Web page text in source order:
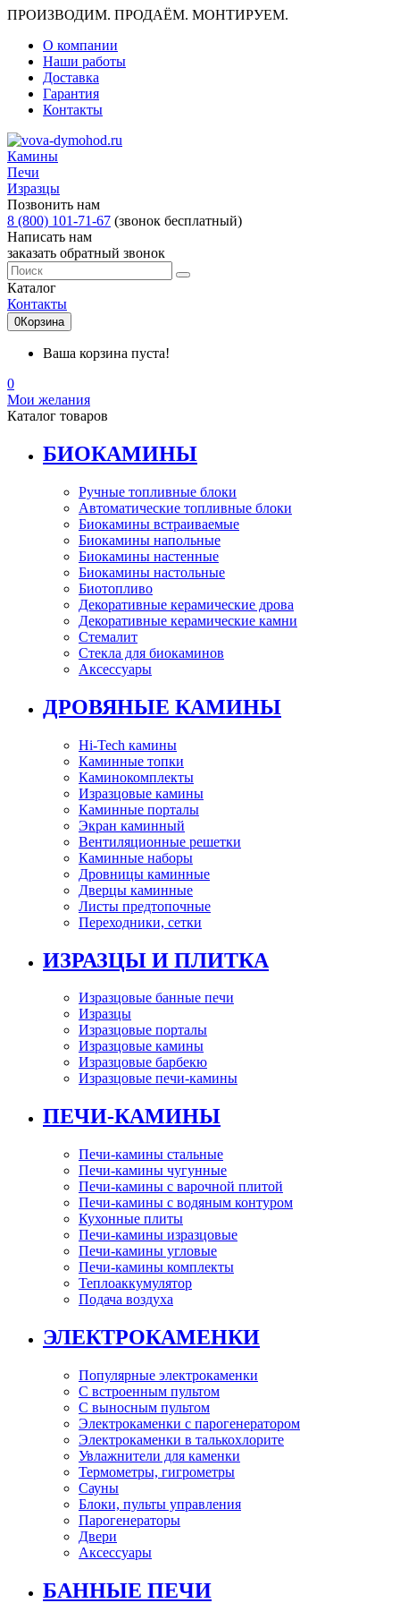
ПРОИЗВОДИМ. ПРОДАЁМ. МОНТИРУЕМ.
О компании
Наши работы
Доставка
Гарантия
Контакты
Камины
Печи
Изразцы
Позвонить нам
8 (800) 101-71-67 (звонок бесплатный)
Написать нам
заказать обратный звонок
Каталог
Контакты
0Корзина
Ваша корзина пуста!
0
Мои желания
Каталог товаров
БИОКАМИНЫ
Ручные топливные блоки
Автоматические топливные блоки
Биокамины встраиваемые
Биокамины напольные
Биокамины настенные
Биокамины настольные
Биотопливо
Декоративные керамические дрова
Декоративные керамические камни
Стемалит
Стекла для биокаминов
Аксессуары
ДРОВЯНЫЕ КАМИНЫ
Hi-Tech камины
Каминные топки
Каминокомплекты
Изразцовые камины
Каминные порталы
Экран каминный
Вентиляционные решетки
Каминные наборы
Дровницы каминные
Дверцы каминные
Листы предтопочные
Переходники, сетки
ИЗРАЗЦЫ И ПЛИТКА
Изразцовые банные печи
Изразцы
Изразцовые порталы
Изразцовые камины
Изразцовые барбекю
Изразцовые печи-камины
ПЕЧИ-КАМИНЫ
Печи-камины стальные
Печи-камины чугунные
Печи-камины с варочной плитой
Печи-камины с водяным контуром
Кухонные плиты
Печи-камины изразцовые
Печи-камины угловые
Печи-камины комплекты
Теплоаккумулятор
Подача воздуха
ЭЛЕКТРОКАМЕНКИ
Популярные электрокаменки
С встроенным пультом
С выносным пультом
Электрокаменки с парогенератором
Электрокаменки в талькохлорите
Увлажнители для каменки
Термометры, гигрометры
Сауны
Блоки, пульты управления
Парогенераторы
Двери
Аксессуары
БАННЫЕ ПЕЧИ